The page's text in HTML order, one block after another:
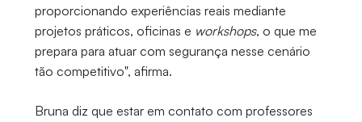
proporcionando experiências reais mediante
projetos práticos, oficinas e workshops, o que me
prepara para atuar com segurança nesse cenário
tão competitivo", afirma.
Bruna diz que estar em contato com professores